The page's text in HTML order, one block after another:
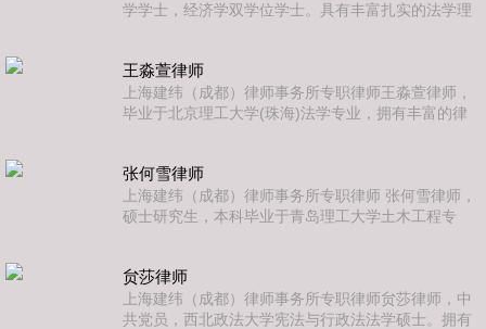
型业务、工程建设类案件以及各类民商事争议类型案
学学士，经济学双学位学士。具有丰富扎实的法学理
防范、合同管理等诉讼、非诉讼法律事务，工作谨慎
务实、注重理论与实践相结合，致力于通过诉讼案件
与非讼案件的业务技能融合提升从业专业度。
王淼萱律师
上海建纬（成都）律师事务所专职律师王淼萱律师，
毕业于北京理工大学(珠海)法学专业，拥有丰富的律
长政府采购合规、企业法务、合同纠纷、劳动人事等
相关民商事等领域，具有综合运用法学理论知识，并
贴合客户切实需求处理问题的能力。
张何雪律师
上海建纬（成都）律师事务所专职律师 张何雪律师，
硕士研究生，本科毕业于青岛理工大学土木工程专
营及国企单位提供常年法律顾问服务，擅长从事建设
工程、公司法、劳动人事以及债权债务等合同纠纷。
目前专注于房地产与建设工程、民商事争议解决领
贠莎律师
上海建纬（成都）律师事务所专职律师贠莎律师，中
共党员，西北政法大学宪法与行政法法学硕士。拥有